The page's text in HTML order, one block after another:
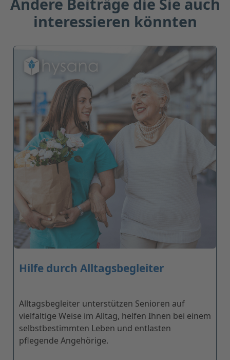
Andere Beiträge die Sie auch
interessieren könnten
Hilfe durch Alltagsbegleiter
Alltagsbegleiter unterstützen Senioren auf
vielfältige Weise im Alltag, helfen Ihnen bei einem
selbstbestimmten Leben und entlasten
pflegende Angehörige.